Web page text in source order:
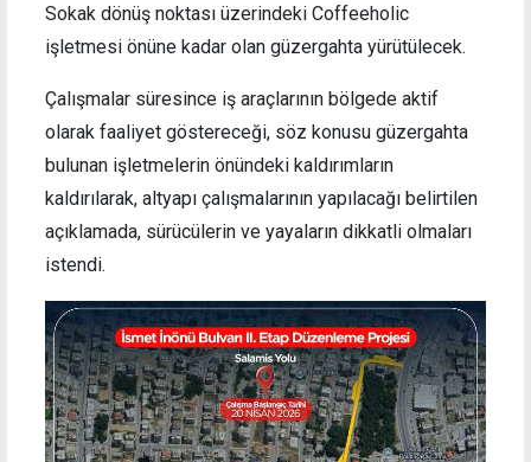
Sokak dönüş noktası üzerindeki Coffeeholic
işletmesi önüne kadar olan güzergahta yürütülecek.
Çalışmalar süresince iş araçlarının bölgede aktif
olarak faaliyet göstereceği, söz konusu güzergahta
bulunan işletmelerin önündeki kaldırımların
kaldırılarak, altyapı çalışmalarının yapılacağı belirtilen
açıklamada, sürücülerin ve yayaların dikkatli olmaları
istendi.